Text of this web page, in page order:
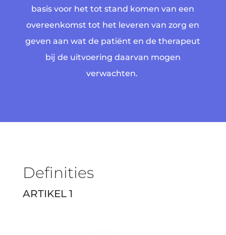
basis voor het tot stand komen van een
overeenkomst tot het leveren van zorg en
geven aan wat de patiënt en de therapeut
bij de uitvoering daarvan mogen
verwachten.
Definities
ARTIKEL 1